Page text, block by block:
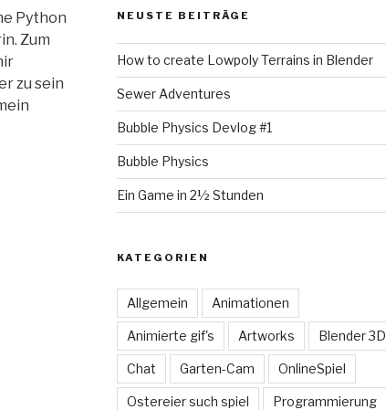
Python
Zum
zu sein
NEUSTE BEITRÄGE
How to create Lowpoly Terrains in Blender
Sewer Adventures
Bubble Physics Devlog #1
Bubble Physics
Ein Game in 2½ Stunden
KATEGORIEN
Allgemein Animationen
Animierte gif's Artworks Blender 3D
Chat Garten-Cam OnlineSpiel
Ostereier such spiel Programmierung